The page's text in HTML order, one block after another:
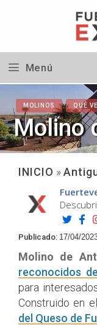
Menú
MOLINOS QUÉ
Molino
INICIO »
Publicado: 17/04/
Molino de
reconocidos
para
Construido en
del Queso de